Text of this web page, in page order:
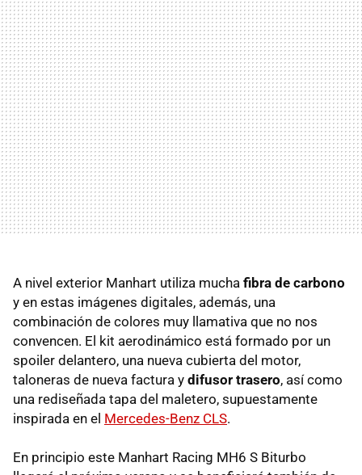
A nivel exterior Manhart utiliza mucha fibra de carbono
y en estas imágenes digitales, además, una
combinación de colores muy llamativa que no nos
convencen. El kit aerodinámico está formado por un
spoiler delantero, una nueva cubierta del motor,
taloneras de nueva factura y difusor trasero, así como
una rediseñada tapa del maletero, supuestamente
inspirada en el Mercedes-Benz CLS.
En principio este Manhart Racing MH6 S Biturbo